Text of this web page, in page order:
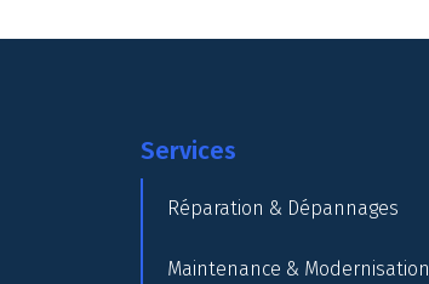
Services
Réparation & Dépannages
Maintenance & Modernisation